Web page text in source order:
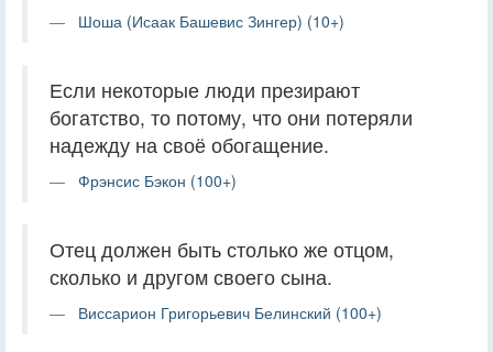
Шоша (Исаак Башевис Зингер) (10+)
Если некоторые люди презирают
богатство, то потому, что они потеряли
надежду на своё обогащение.
Фрэнсис Бэкон (100+)
Отец должен быть столько же отцом,
сколько и другом своего сына.
Виссарион Григорьевич Белинский (100+)